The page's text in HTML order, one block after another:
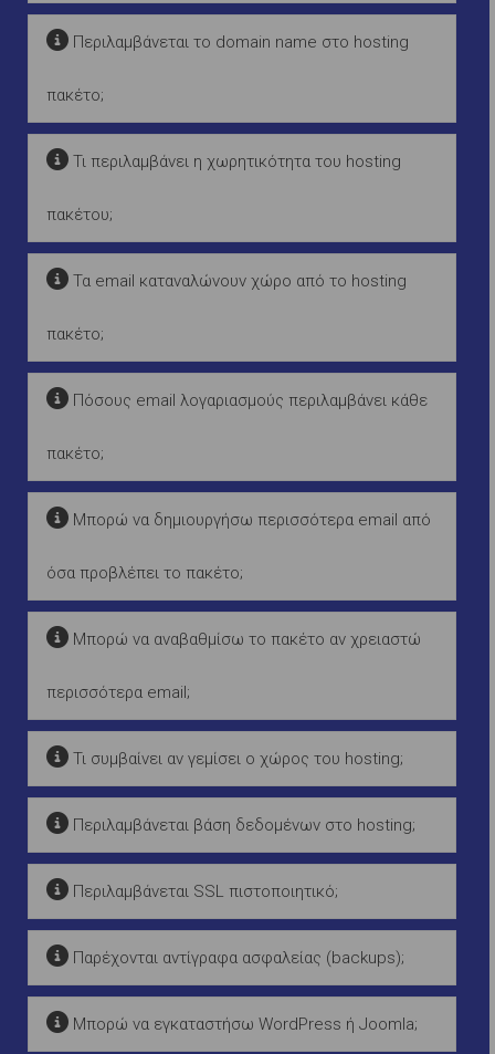
Περιλαμβάνεται το domain name στο hosting
πακέτο;
Τι περιλαμβάνει η χωρητικότητα του hosting
πακέτου;
Τα email καταναλώνουν χώρο από το hosting
πακέτο;
Πόσους email λογαριασμούς περιλαμβάνει κάθε
πακέτο;
Μπορώ να δημιουργήσω περισσότερα email από
όσα προβλέπει το πακέτο;
Μπορώ να αναβαθμίσω το πακέτο αν χρειαστώ
περισσότερα email;
Τι συμβαίνει αν γεμίσει ο χώρος του hosting;
Περιλαμβάνεται βάση δεδομένων στο hosting;
Περιλαμβάνεται SSL πιστοποιητικό;
Παρέχονται αντίγραφα ασφαλείας (backups);
Μπορώ να εγκαταστήσω WordPress ή Joomla;